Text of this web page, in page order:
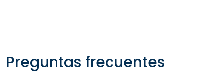
Preguntas frecuentes